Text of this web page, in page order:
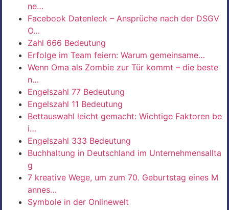
ne…
Facebook Datenleck – Ansprüche nach der DSGV
O…
Zahl 666 Bedeutung
Erfolge im Team feiern: Warum gemeinsame…
Wenn Oma als Zombie zur Tür kommt – die beste
n…
Engelszahl 77 Bedeutung
Engelszahl 11 Bedeutung
Bettauswahl leicht gemacht: Wichtige Faktoren be
i…
Engelszahl 333 Bedeutung
Buchhaltung in Deutschland im Unternehmensallta
g
7 kreative Wege, um zum 70. Geburtstag eines M
annes…
Symbole in der Onlinewelt